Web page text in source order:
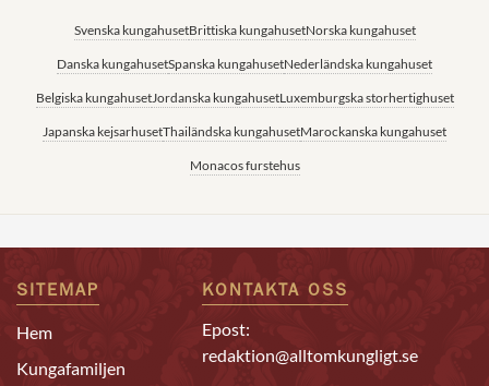
Svenska kungahusetBrittiska kungahusetNorska kungahuset
Danska kungahusetSpanska kungahusetNederländska kungahuset
Belgiska kungahusetJordanska kungahusetLuxemburgska storhertighuset
Japanska kejsarhusetThailändska kungahusetMarockanska kungahuset
Monacos furstehus
SITEMAP
Hem
Kungafamiljen
KONTAKTA OSS
Epost:
redaktion@alltomkungligt.se